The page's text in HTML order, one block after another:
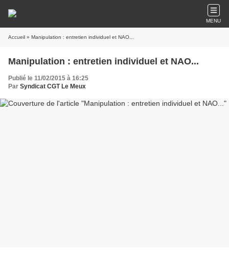
MENU
Accueil » Manipulation : entretien individuel et NAO...
Manipulation : entretien individuel et NAO...
Publié le 11/02/2015 à 16:25
Par Syndicat CGT Le Meux